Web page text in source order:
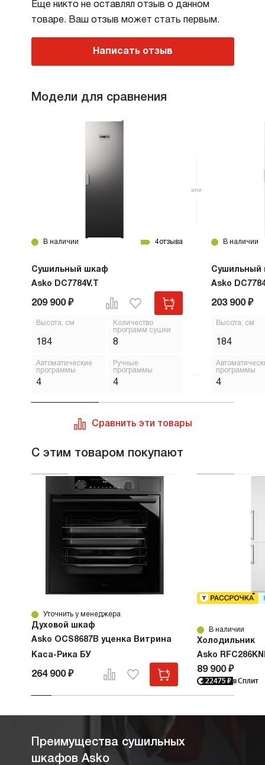
Еще никто не оставлял отзыв о данном
товаре. Ваш отзыв может стать первым.
Написать отзыв
Модели для сравнения
В наличии 4отзыва
Сушильный шкаф
Asko DC7784V.T
209 900 ₽
Высота, см
184
Количество
программ сушки
8
Автоматические
программы
4
Ручные
программы
4
В наличии
Сушильный
Asko
203 900 ₽
Высота, см
184
программы
4
Сравнить эти товары
С этим товаром покупают
Уточнить у менеджера
Духовой шкаф
Asko OCS8687B уценка Витрина
Каса-Рика БУ
264 900 ₽
В наличии
Холодильник
Asko
89 900 ₽
22475 ₽ в Сплит
Преимущества сушильных
шкафов Asko